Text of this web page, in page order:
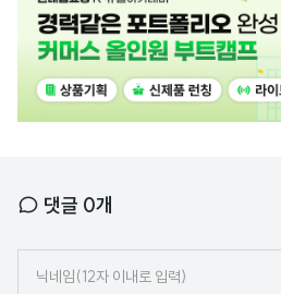
댓글 0개